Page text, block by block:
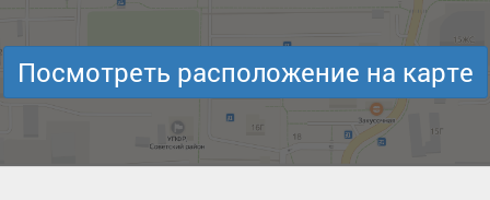
Посмотреть расположение на карте